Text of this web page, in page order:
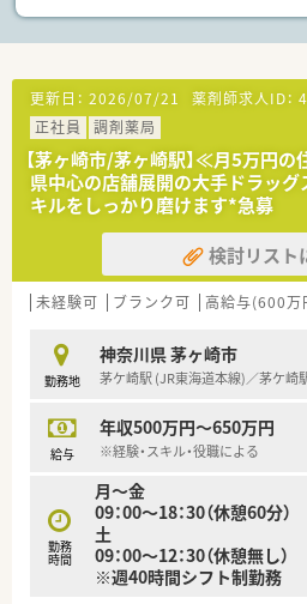
【こんな方が活躍中】
■店舗では30代の管理薬剤師をは
ブランクから復帰したスタッフな
ています。
■法人全体では若手からベテラン
籍しており、それぞれのライフス
す。
姿勢を持った薬剤師が多く活躍し
更新日： 2026/07/21 薬剤師求人ID：
正社員
調剤薬局
【茅ヶ崎市/茅ヶ崎駅】≪月5万円
県中心の店舗展開の大手ドラッ
キルをしっかり磨けます*急募
検討リスト
未経験可 ブランク可 高給与(600万
勤務地
神奈川県 茅ヶ崎市
茅ケ崎駅 (JR東海道本線)／茅ケ崎
給与
年収500万円～650万円
※経験・スキル・役職による
勤務
時間
月～金
09：00～18：30（休憩60分）
土
09：00～12：30（休憩無し）
※週40時間シフト制勤務